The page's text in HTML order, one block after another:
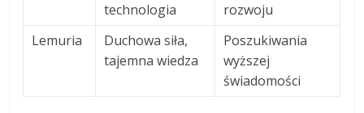
technologia
rozwoju
Lemuria
Duchowa siła,
tajemna wiedza
Poszukiwania
wyższej
świadomości